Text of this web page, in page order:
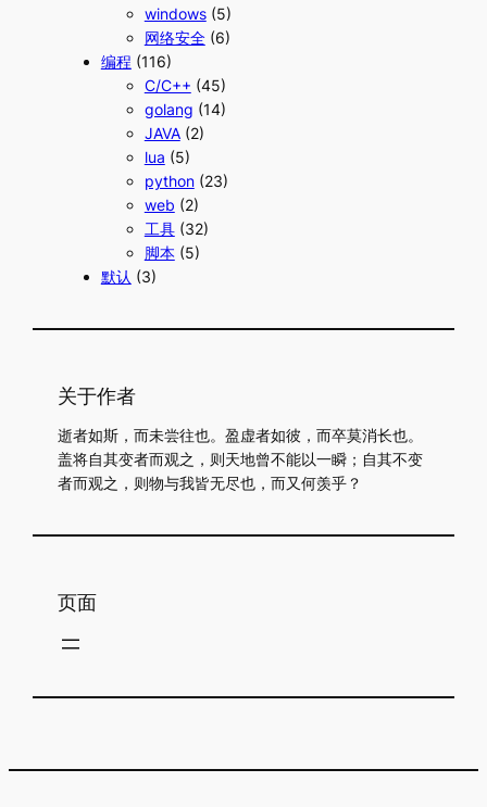
windows(5)
网络安全(6)
编程 (116)
C/C++ (45)
golang (14)
JAVA(2)
lua (5)
python(23)
web (2)
工具(32)
脚本 (5)
默认 (3)
关于作者
逝者如斯，而未尝往也。盈虚者如彼，而卒莫消长也。
盖将自其变者而观之，则天地曾不能以一瞬；自其不变
者而观之，则物与我皆无尽也，而又何羡乎？
页面